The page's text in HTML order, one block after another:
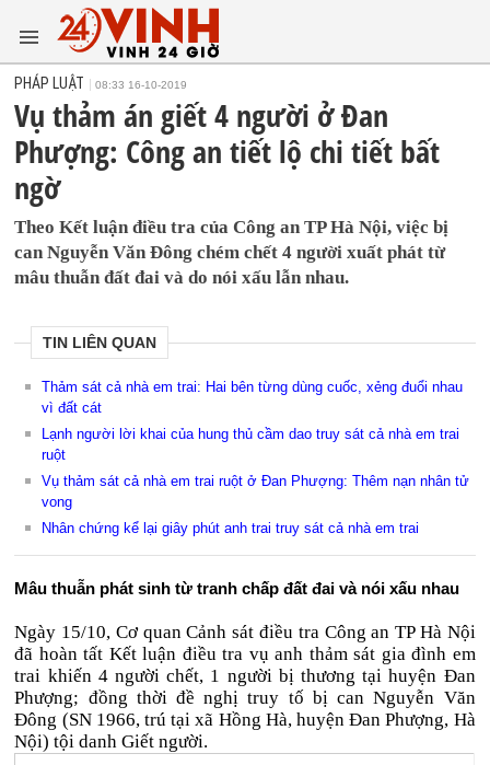
PHÁP LUẬT 08:33 16-10-2019
Vụ thảm án giết 4 người ở Đan
Phượng: Công an tiết lộ chi tiết bất
ngờ
Theo Kết luận điều tra của Công an TP Hà Nội, việc bị
can Nguyễn Văn Đông chém chết 4 người xuất phát từ
mâu thuẫn đất đai và do nói xấu lẫn nhau.
TIN LIÊN QUAN
Thảm sát cả nhà em trai: Hai bên từng dùng cuốc, xẻng đuổi nhau
vì đất cát
Lạnh người lời khai của hung thủ cầm dao truy sát cả nhà em trai
ruột
Vụ thảm sát cả nhà em trai ruột ở Đan Phượng: Thêm nạn nhân tử
vong
Nhân chứng kể lại giây phút anh trai truy sát cả nhà em trai
Mâu thuẫn phát sinh từ tranh chấp đất đai và nói xấu nhau
Ngày 15/10, Cơ quan Cảnh sát điều tra Công an TP Hà Nội
đã hoàn tất Kết luận điều tra vụ anh thảm sát gia đình em
trai khiến 4 người chết, 1 người bị thương tại huyện Đan
Phượng; đồng thời đề nghị truy tố bị can Nguyễn Văn
Đông (SN 1966, trú tại xã Hồng Hà, huyện Đan Phượng, Hà
Nội) tội danh Giết người.